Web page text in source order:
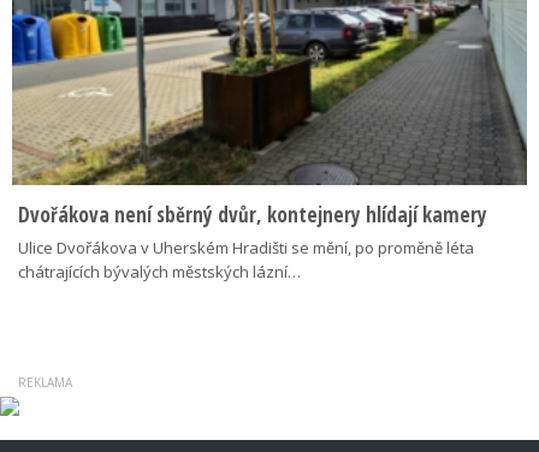
Dvořákova není sběrný dvůr, kontejnery hlídají kamery
Ulice Dvořákova v Uherském Hradišti se mění, po proměně léta
chátrajících bývalých městských lázní…